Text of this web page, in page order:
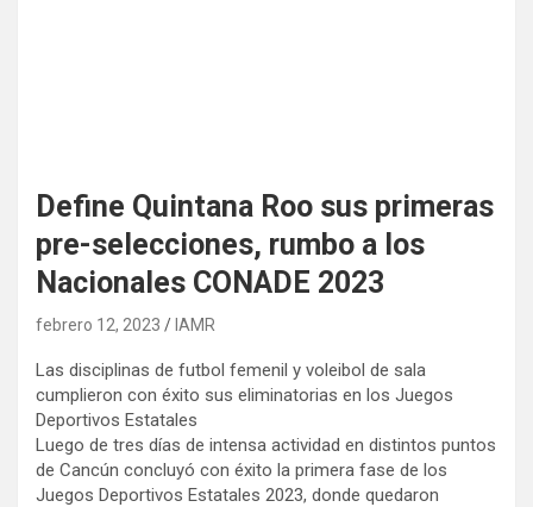
Define Quintana Roo sus primeras
pre-selecciones, rumbo a los
Nacionales CONADE 2023
febrero 12, 2023 IAMR
Las disciplinas de futbol femenil y voleibol de sala
cumplieron con éxito sus eliminatorias en los Juegos
Deportivos Estatales
Luego de tres días de intensa actividad en distintos puntos
de Cancún concluyó con éxito la primera fase de los
Juegos Deportivos Estatales 2023, donde quedaron